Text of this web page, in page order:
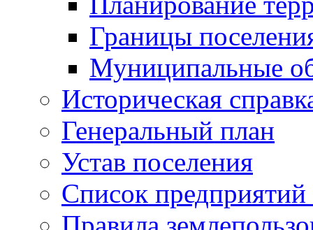
Границы
Муниципальные
Историческая
Генеральный план
Устав поселения
Список предприятий